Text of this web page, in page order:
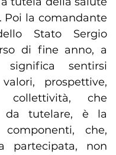
Poi la comandante
Stato Sergio
di fine anno, a
sentirsi
prospettive,
che
da tutelare, è la
che,
partecipata, non